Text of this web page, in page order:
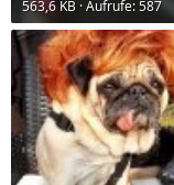
563,6 KB · Aufrufe: 587